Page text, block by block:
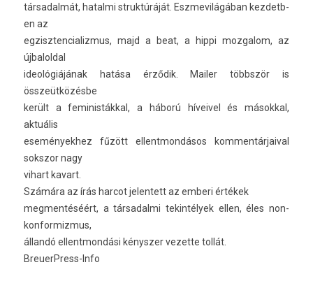
tár­sadal­mát, hatal­mi struk­túráját. Eszmevilágában kez­detb­
en az
eg­ziszten­cializ­mus, majd a beat, a hippi moz­galom, az
újbalold­al
ideológiájának hatása érződik. Mail­er többször is
összeütközésbe
került a feminis­tákk­al, a háború híveivel és másokk­al,
aktuális
események­hez fűzött el­lentmon­dásos kom­mentár­jaiv­al
sokszor nagy
vihart kavart.
Számára az írás har­cot jelen­tett az em­beri értékek
meg­mentéséért, a tár­sadal­mi tekin­télyek ellen, éles non­
kon­formiz­mus,
állandó el­lentmon­dási kénysz­er vezet­te tollát.
BreuerPress-Info